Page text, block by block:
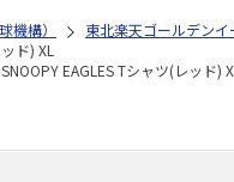
機構） 東北楽天ゴールデンイ
ド) XL
EAGLES Tシャツ(レッド)